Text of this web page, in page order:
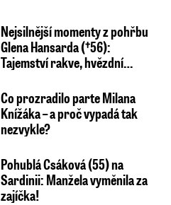
Nejsilnější momenty z pohřbu
Glena Hansarda (†56):
Tajemství rakve, hvězdní…
Co prozradilo parte Milana
Knížáka – a proč vypadá tak
nezvykle?
Pohublá Csáková (55) na
Sardinii: Manžela vyměnila za
zajíčka!